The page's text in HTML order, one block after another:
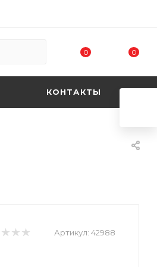
0 0
КОНТАКТЫ
Артикул: 42988